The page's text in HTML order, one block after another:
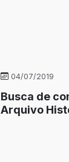
04/07/2019
Busca de
Arquivo